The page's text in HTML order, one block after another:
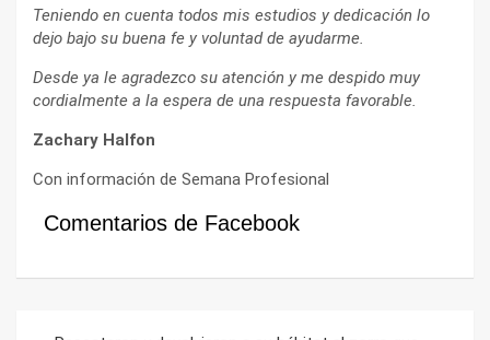
Teniendo en cuenta todos mis estudios y dedicación lo
dejo bajo su buena fe y voluntad de ayudarme.
Desde ya le agradezco su atención y me despido muy
cordialmente a la espera de una respuesta favorable.
Zachary Halfon
Con información de Semana Profesional
Comentarios de Facebook